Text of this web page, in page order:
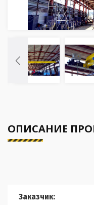
ОПИСАНИЕ
Заказчик: